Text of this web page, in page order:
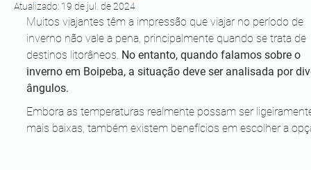
Atualizado: 19 de jul. de 2024
Muitos viajantes têm a impressão que viajar no período de
inverno não vale a pena, principalmente quando se trata de
destinos litorâneos. No entanto, quando falamos sobre o
inverno em Boipeba, a situação deve ser analisada por
ângulos.
Embora as temperaturas realmente possam ser
mais baixas, também existem benefícios em escolher a